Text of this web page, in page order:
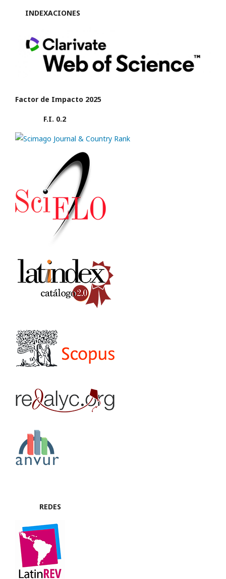
INDEXACIONES
Factor de Impacto 2025
F.I. 0.2
REDES